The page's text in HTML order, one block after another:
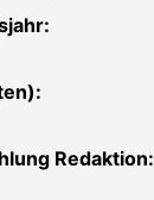
Redaktion: